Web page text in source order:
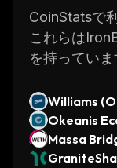
CoinStatsで
これらは
を持っていま
Williams
enized)
Okeanis
rs (Ondo
d)
Massa
TH.b